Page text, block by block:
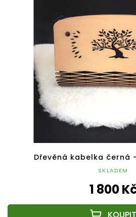
Dřevěná kabelka černá
SKLADEM
1 800